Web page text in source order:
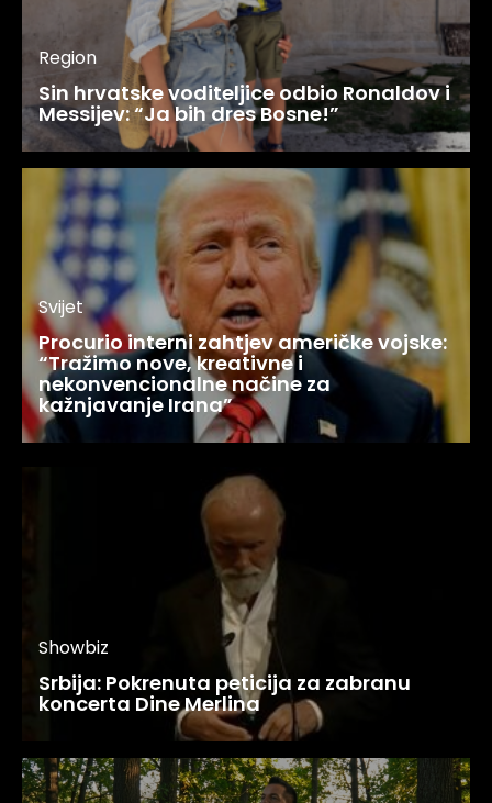
Region
Sin hrvatske voditeljice odbio Ronaldov i
Messijev: “Ja bih dres Bosne!”
Svijet
Procurio interni zahtjev američke vojske:
“Tražimo nove, kreativne i
nekonvencionalne načine za
kažnjavanje Irana”
Showbiz
Srbija: Pokrenuta peticija za zabranu
koncerta Dine Merlina